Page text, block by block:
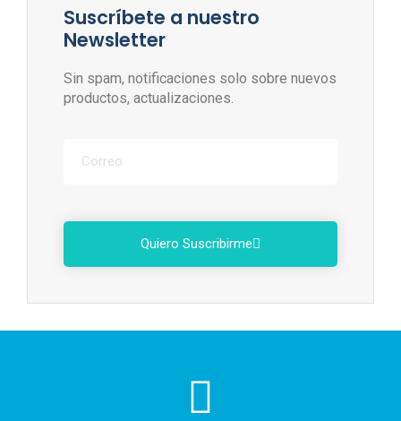
Suscríbete a nuestro
Newsletter
Sin spam, notificaciones solo sobre nuevos
productos, actualizaciones.
Quiero Suscribirme